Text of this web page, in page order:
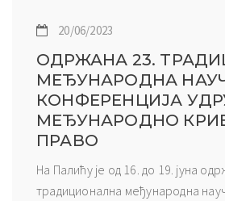
20/06/2023
ОДРЖАНА 23.
МЕЂУНАРОДНА
КОНФЕРЕНЦИЈА
МЕЂУНАРОДНО
ПРАВО
На Палићу је од 16. до 19. јуна
традиционална међународна